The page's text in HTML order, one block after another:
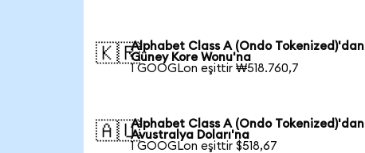
🇰🇷Alphabet Class A (Ondo Tokenized)'dan
Güney Kore Wonu'na
1 GOOGLon eşittir ₩518.760,7
🇦🇺Alphabet Class A (Ondo Tokenized)'dan
Avustralya Doları'na
1 GOOGLon eşittir $518,67